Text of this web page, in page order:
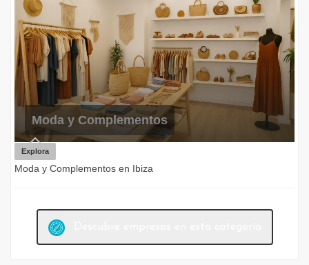
Moda y Complementos
Explora
Moda y Complementos en Ibiza